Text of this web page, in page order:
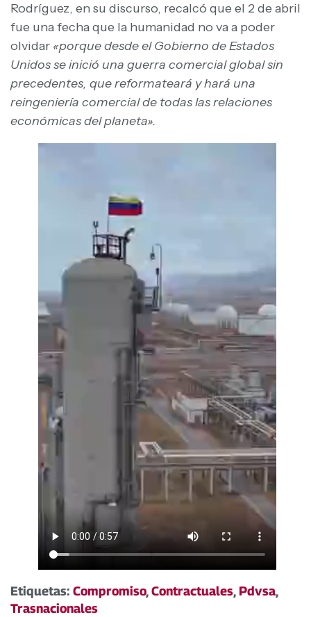
Rodríguez, en su discurso, recalcó que el 2 de abril
fue una fecha que la humanidad no va a poder
olvidar «porque desde el Gobierno de Estados
Unidos se inició una guerra comercial global sin
precedentes, que reformateará y hará una
reingeniería comercial de todas las relaciones
económicas del planeta».
Etiquetas: Compromiso,Contractuales, Pdvsa,
Trasnacionales